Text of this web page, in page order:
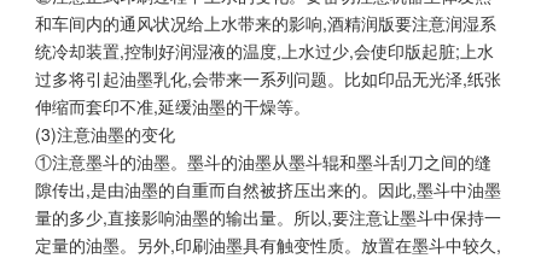
和车间内的通风状况给上水带来的影响,酒精润版要注意润湿系
统冷却装置,控制好润湿液的温度,上水过少,会使印版起脏;上水
过多将引起油墨乳化,会带来一系列问题。比如印品无光泽,纸张
伸缩而套印不准,延缓油墨的干燥等。
(3)注意油墨的变化
①注意墨斗的油墨。墨斗的油墨从墨斗辊和墨斗刮刀之间的缝
隙传出,是由油墨的自重而自然被挤压出来的。因此,墨斗中油墨
量的多少,直接影响油墨的输出量。所以,要注意让墨斗中保持一
定量的油墨。另外,印刷油墨具有触变性质。放置在墨斗中较久,